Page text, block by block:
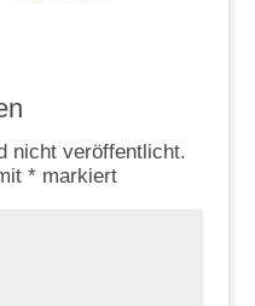
nicht veröffentlicht.
*markiert